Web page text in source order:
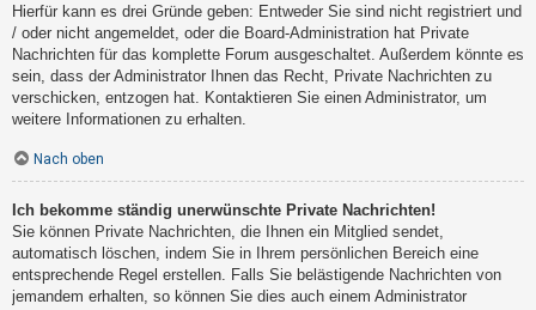
Hierfür kann es drei Gründe geben: Entweder Sie sind nicht registriert und
/ oder nicht angemeldet, oder die Board-Administration hat Private
Nachrichten für das komplette Forum ausgeschaltet. Außerdem könnte es
sein, dass der Administrator Ihnen das Recht, Private Nachrichten zu
verschicken, entzogen hat. Kontaktieren Sie einen Administrator, um
weitere Informationen zu erhalten.
Nach oben
Ich bekomme ständig unerwünschte Private Nachrichten!
Sie können Private Nachrichten, die Ihnen ein Mitglied sendet,
automatisch löschen, indem Sie in Ihrem persönlichen Bereich eine
entsprechende Regel erstellen. Falls Sie belästigende Nachrichten von
jemandem erhalten, so können Sie dies auch einem Administrator